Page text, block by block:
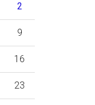
2
9
16
23